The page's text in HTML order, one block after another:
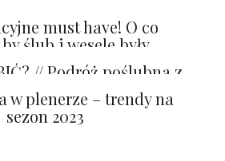
must have! O co
ślub i wesele były
przeżyciem?
// Podróż poślubna z
sesją zdjęciową
w plenerze – trendy na
sezon 2023